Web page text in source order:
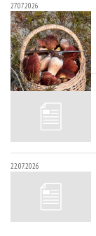
27.07.2026
27.07.2026
22.07.2026